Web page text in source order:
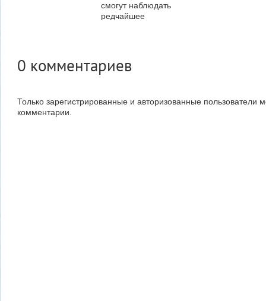
смогут наблюдать
редчайшее
Утром 5 августа
0 комментариев
Только зарегистрированные и авторизованные пользователи
комментарии.